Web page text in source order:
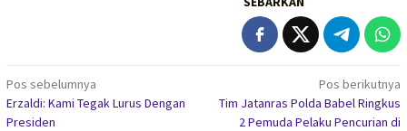
Navigasi
pos
Pos sebelumnya
Erzaldi: Kami Tegak Lurus Dengan
Presiden
Pos berikutnya
Tim Jatanras Polda Babel Ringkus
2 Pemuda Pelaku Pencurian di